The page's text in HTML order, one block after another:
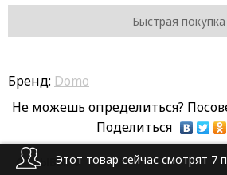
Быстрая покупка
Бренд: Domo
Не можешь определиться?
Поделиться
ОТЗЫВЫ: 4Этот товар сейчас смотрят 7